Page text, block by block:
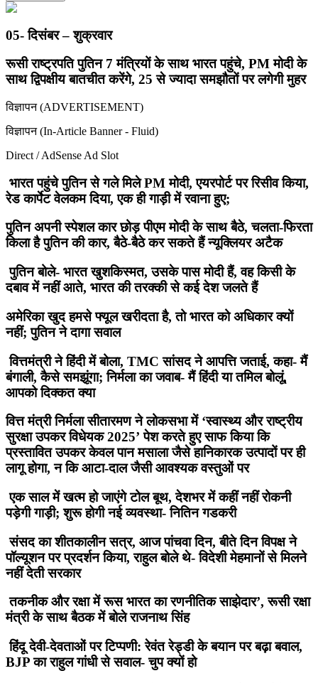
05- दिसंबर – शुक्रवार
रूसी राष्ट्रपति पुतिन 7 मंत्रियों के साथ भारत पहुंचे, PM मोदी के
साथ द्विपक्षीय बातचीत करेंगे, 25 से ज्यादा समझौतों पर लगेगी मुहर
विज्ञापन (ADVERTISEMENT)
विज्ञापन (In-Article Banner - Fluid)
Direct / AdSense Ad Slot
भारत पहुंचे पुतिन से गले मिले PM मोदी, एयरपोर्ट पर रिसीव किया,
रेड कार्पेट वेलकम दिया, एक ही गाड़ी में रवाना हुए;
पुतिन अपनी स्पेशल कार छोड़ पीएम मोदी के साथ बैठे, चलता-फिरता
किला है पुतिन की कार, बैठे-बैठे कर सकते हैं न्यूक्लियर अटैक
पुतिन बोले- भारत खुशकिस्मत, उसके पास मोदी हैं, वह किसी के
दबाव में नहीं आते, भारत की तरक्की से कई देश जलते हैं
अमेरिका खुद हमसे फ्यूल खरीदता है, तो भारत को अधिकार क्यों
नहीं; पुतिन ने दागा सवाल
वित्तमंत्री ने हिंदी में बोला, TMC सांसद ने आपत्ति जताई, कहा- मैं
बंगाली, कैसे समझूंगा; निर्मला का जवाब- मैं हिंदी या तमिल बोलूं,
आपको दिक्कत क्या
वित्त मंत्री निर्मला सीतारमण ने लोकसभा में ‘स्वास्थ्य और राष्ट्रीय
सुरक्षा उपकर विधेयक 2025’ पेश करते हुए साफ किया कि
प्रस्तावित उपकर केवल पान मसाला जैसे हानिकारक उत्पादों पर ही
लागू होगा, न कि आटा-दाल जैसी आवश्यक वस्तुओं पर
एक साल में खत्म हो जाएंगे टोल बूथ, देशभर में कहीं नहीं रोकनी
पड़ेगी गाड़ी; शुरू होगी नई व्यवस्था- नितिन गडकरी
संसद का शीतकालीन सत्र, आज पांचवा दिन, बीते दिन विपक्ष ने
पॉल्यूशन पर प्रदर्शन किया, राहुल बोले थे- विदेशी मेहमानों से मिलने
नहीं देती सरकार
तकनीक और रक्षा में रूस भारत का रणनीतिक साझेदार’, रूसी रक्षा
मंत्री के साथ बैठक में बोले राजनाथ सिंह
हिंदू देवी-देवताओं पर टिप्पणी: रेवंत रेड्डी के बयान पर बढ़ा बवाल,
BJP का राहुल गांधी से सवाल- चुप क्यों हो